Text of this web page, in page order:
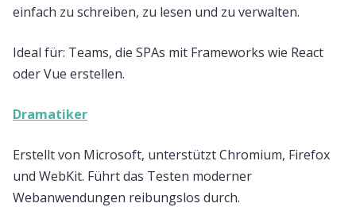
einfach zu schreiben, zu lesen und zu verwalten.
Ideal für: Teams, die SPAs mit Frameworks wie React
oder Vue erstellen.
Dramatiker
Erstellt von Microsoft, unterstützt Chromium, Firefox
und WebKit. Führt das Testen moderner
Webanwendungen reibungslos durch.